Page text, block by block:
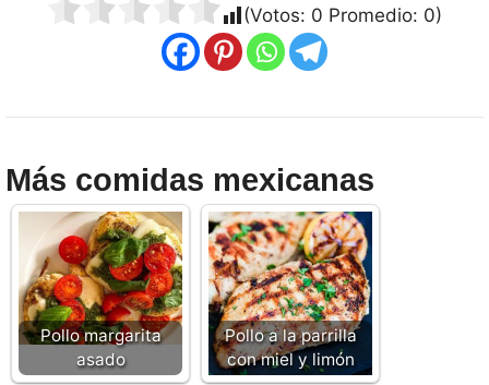
(Votos: 0 Promedio: 0)
Más comidas mexicanas
Pollo margarita
asado
Pollo a la parrilla
con miel y limón